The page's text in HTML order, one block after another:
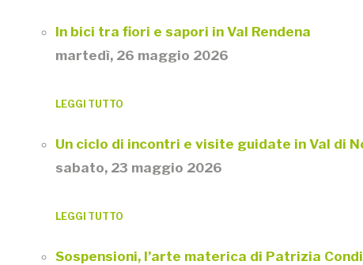
In bici tra fiori e sapori in Val Rendena
martedì, 26 maggio 2026
LEGGI TUTTO
Un ciclo di incontri e visite guidate in Val di
sabato, 23 maggio 2026
LEGGI TUTTO
Sospensioni, l’arte materica di Patrizia